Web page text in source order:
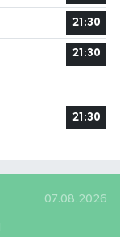
21:30
21:30
21:30
07.08.2026